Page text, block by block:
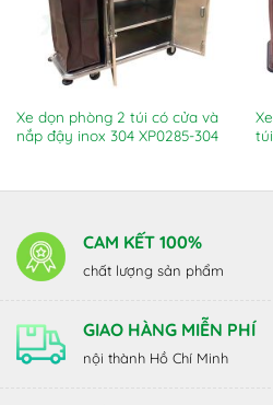
Xe dọn phòng 2 túi có cửa và
nắp đậy inox 304 XP0285-304
CAM KẾT 100%
chất lượng sản phẩm
GIAO HÀNG MIỄN PHÍ
nội thành Hồ Chí Minh